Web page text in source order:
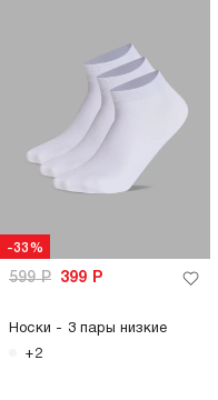
-33%
599Р 399 Р
Носки - 3 пары низкие
+2